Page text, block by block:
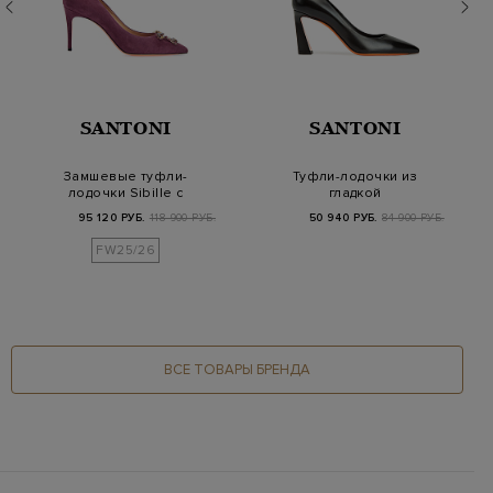
SANTONI
Замшевые туфли-
лодочки Sibille с
кристаллов
95 120 РУБ. 118 900 РУБ.
FW25/26
SANTONI
Туфли-лодочки из
гладкой
50 940 РУБ. 84 900 РУБ.
ВСЕ ТОВАРЫ БРЕНДА